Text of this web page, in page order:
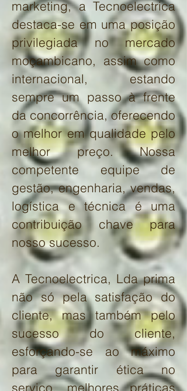
marketing, a Tecnoelectrica
destaca-se em uma posição
privilegiada no mercado
moçambicano, assim como
internacional, estando
sempre um passo à frente
da concorrência, oferecendo
o melhor em qualidade pelo
melhor preço. Nossa
competente equipe de
gestão, engenharia, vendas,
logística e técnica é uma
contribuição chave para
nosso sucesso.
A Tecnoelectrica, Lda prima
não só pela satisfação do
cliente, mas também pelo
sucesso do cliente,
esforçando-se ao máximo
para garantir ética no
serviço, melhores práticas